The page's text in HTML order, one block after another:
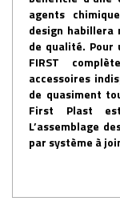
agents
design habillera
de qualité. Pour
FIRST
accessoires
de quasiment
First Plast
L’assemblage
par système à